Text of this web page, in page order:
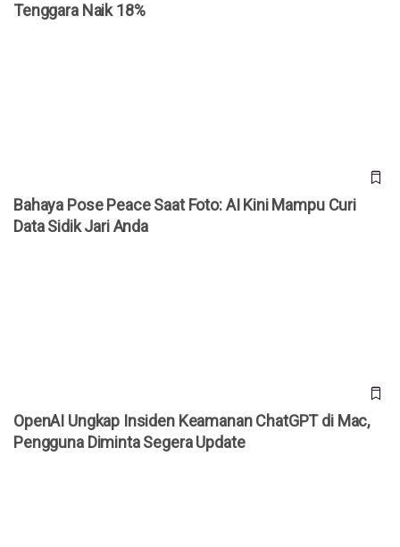
Tenggara Naik 18%
Bahaya Pose Peace Saat Foto: AI Kini Mampu Curi
Data Sidik Jari Anda
OpenAI Ungkap Insiden Keamanan ChatGPT di Mac,
Pengguna Diminta Segera Update